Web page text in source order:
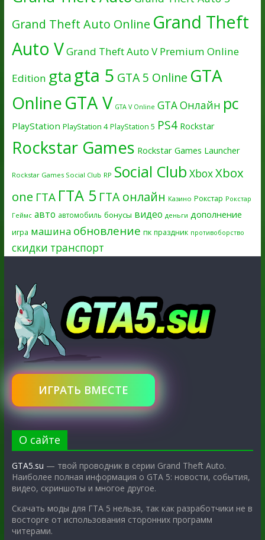
Grand Theft Auto Online Grand Theft
Auto VGrand Theft Auto V Premium Online
Edition gtagta 5 GTA 5 Online GTA
OnlineGTA V GTA V Online GTA Онлайн pc
PlayStation PlayStation 4 PlayStation 5 PS4 Rockstar
Rockstar Games Rockstar Games Launcher
Rockstar Games Social Club RP Social Club XboxXbox
one ГТА ГТА 5 ГТА онлайн Казино Рокстар Рокстар
Геймс авто автомобиль бонусы видео деньги дополнение
игра машина обновление пк праздник противоборство
скидки транспорт
ИГРАТЬ ВМЕСТЕ
О сайте
GTA5.su — твой проводник в серии Grand Theft Auto.
Наиболее полная информация о GTA 5: новости, события,
видео, скриншоты и многое другое.
Скачать моды для ГТА 5 нельзя, так как разработчики не в
восторге от использования сторонних программ
читерами.